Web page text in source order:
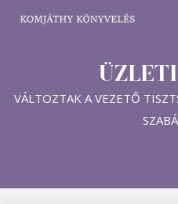
VÁLTOZTAK A VEZETŐ